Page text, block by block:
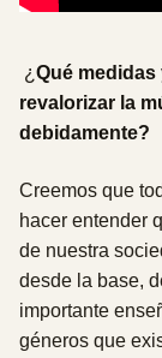
¿ Qué
revalorizar la
debidamente?
Creemos que
hacer entender
de nuestra
desde la base,
importante
géneros que